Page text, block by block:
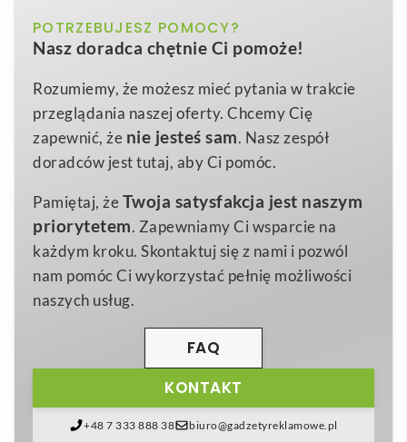
Subyard 15 B RPET – personalizowana smycz
sublimacyjnato ekologiczny gadżet promocyjny,
który łączy w sobie nowoczesny design i troskę o
środowisko. Wykonana z przetworzonych butelek
PET, staje się świadectwem odpowiedzialności marki,
a jednocześnie zachwyca śnieżnobiałą bazą o
pełnokolorowej grafiki metodą sublimacji po obu
stronach. 📱
Dzięki technologii sublimacji nadruk jestodporny na
ścieranie, promienie UV i wilgoć
Metalowy karabińczyk
przypięcie identyfikatora, kluczy czy kart
dostępowych, a dołączonalinka do telefonu
Kolor
biały
Poliester z recyklingu PET
Rozmiar
15×475 mm
POTRZEBUJESZ POMOCY?
Nasz doradca chętnie Ci pomoże!
Rozumiemy, że możesz mieć pytania w trakcie
przeglądania naszej oferty. Chcemy Cię
zapewnić, że nie jesteś sam. Nasz zespół
doradców jest tutaj, aby Ci pomóc.
Pamiętaj, żeTwoja satysfakcja jest naszym
priorytetem. Zapewniamy Ci wsparcie na
każdym kroku. Skontaktuj się z nami i pozwól
nam pomóc Ci wykorzystać pełnię możliwości
naszych usług.
KONTAKT
FAQ
+48 7 333 888 38 biuro@gadzetyreklamowe.pl